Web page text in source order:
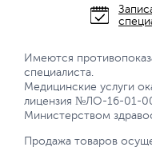
Имеются
специалиста.
Медицинские услуги
лицензия №ЛО-16-01-
Министерством
Продажа товаров